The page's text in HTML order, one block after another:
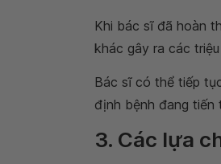
Khi bác sĩ đã hoàn
khác gây ra các
Bác sĩ có thể tiếp
định bệnh đang tiến
3. Các lựa